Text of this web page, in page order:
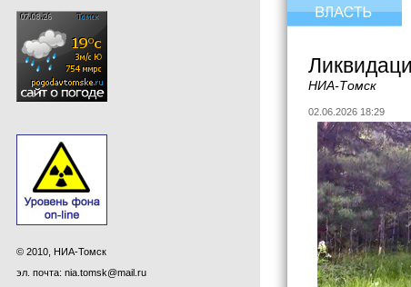
© 2010, НИА-Томск
эл. почта: nia.tomsk@mail.ru
НИА-Томск
02.06.2026 18:29